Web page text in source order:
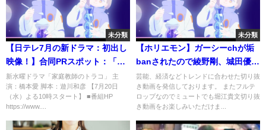
未分類
【日テレ7月の新ドラマ：初出し
映像！】合同PRスポット：「家
庭教師のトラコ」×「初恋の悪
魔」×「新・信長公記」
新水曜ドラマ「家庭教師のトラコ」 主
演：橋本愛 脚本：遊川和彦 【7月20日
（水）よる10時スタート】 ■番組HP
https://www....
未分類
【ホリエモン】ガーシーchが垢
banされたので綾野剛、城田優は
干されません。TBSが真相を暴
露してくれました。【堀江貴文
切り抜き 東谷義和 ドラマ オール
芸能、経済などトレンドに合わせた切り抜
き動画を発信しております。 またフルテ
ロップなのでミュートでも堀江貴文切り抜
き動画をお楽しみいただけま...